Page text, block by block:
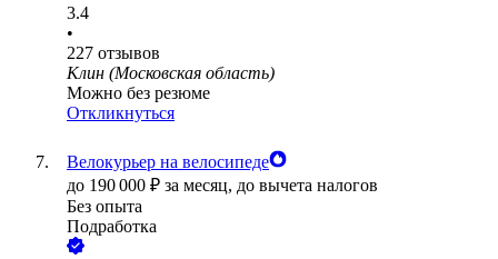
3.4
•
227 отзывов
Клин (Московская область)
Можно без резюме
Откликнуться
Велокурьер на велосипеде
до 190 000 ₽ за месяц, до вычета налогов
Без опыта
Подработка